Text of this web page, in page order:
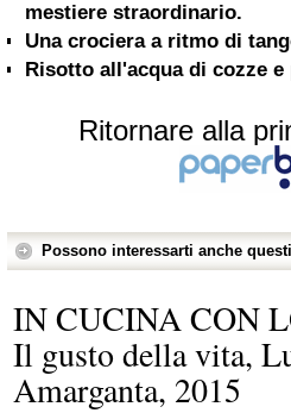
mestiere straordinario.
Una crociera a ritmo di
Risotto all'acqua di cozze
Ritornare alla
Possono interessarti anche
IN CUCINA CON
Il gusto della vita,
Amarganta, 2015